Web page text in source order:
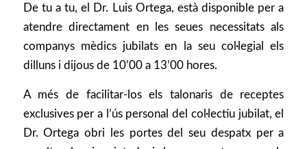
De tu a tu, el Dr. Luis Ortega, està disponible per a
atendre directament en les seues necessitats als
companys mèdics jubilats en la seu col·legial els
dilluns i dijous de 10’00 a 13’00 hores.
A més de facilitar-los els talonaris de receptes
exclusives per a l’ús personal del col·lectiu jubilat, el
Dr. Ortega obri les portes del seu despatx per a